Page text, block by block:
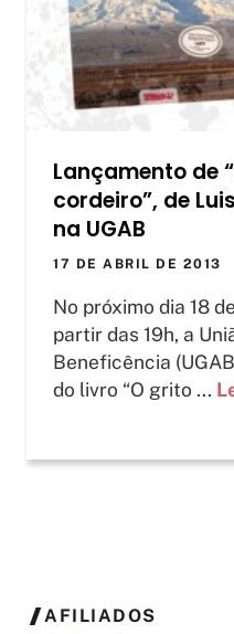
Lançamento de
cordeiro”, de
na UGAB
17 DE ABRIL DE 2013
No próximo dia 18
partir das 19h, a
Beneficência
do livro “O grito ...
AFILIADOS